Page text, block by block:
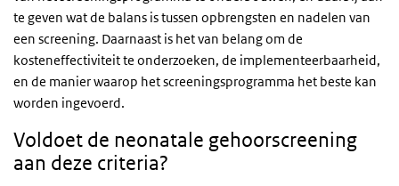
te geven wat de balans is tussen opbrengsten en nadelen van
een screening. Daarnaast is het van belang om de
kosteneffectiviteit te onderzoeken, de implementeerbaarheid,
en de manier waarop het screeningsprogramma het beste kan
worden ingevoerd.
Voldoet de neonatale gehoorscreening
aan deze criteria?